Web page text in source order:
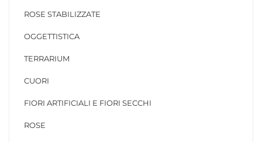
ROSE STABILIZZATE
OGGETTISTICA
TERRARIUM
CUORI
FIORI ARTIFICIALI E FIORI SECCHI
ROSE